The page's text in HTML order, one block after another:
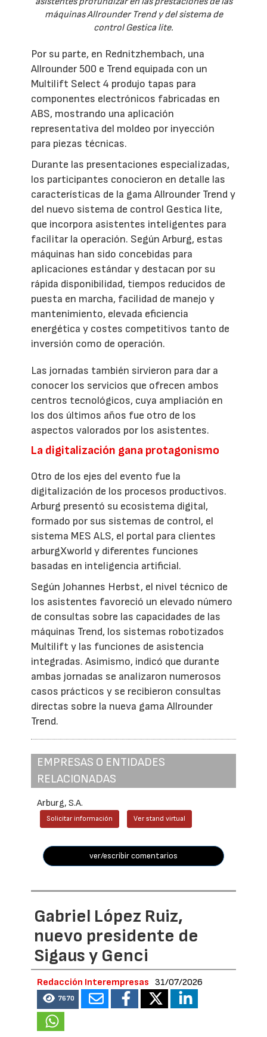
máquinas Allrounder Trend y del sistema de
control Gestica lite.
Por su parte, en Rednitzhembach, una
Allrounder 500 e Trend equipada con un
Multilift Select 4 produjo tapas para
componentes electrónicos fabricadas en
ABS, mostrando una aplicación
representativa del moldeo por inyección
para piezas técnicas.
Durante las presentaciones especializadas,
los participantes conocieron en detalle las
características de la gama Allrounder Trend y
del nuevo sistema de control Gestica lite,
que incorpora asistentes inteligentes para
facilitar la operación. Según Arburg, estas
máquinas han sido concebidas para
aplicaciones estándar y destacan por su
rápida disponibilidad, tiempos reducidos de
puesta en marcha, facilidad de manejo y
mantenimiento, elevada eficiencia
energética y costes competitivos tanto de
inversión como de operación.
Las jornadas también sirvieron para dar a
conocer los servicios que ofrecen ambos
centros tecnológicos, cuya ampliación en
los dos últimos años fue otro de los
aspectos valorados por los asistentes.
La digitalización gana protagonismo
Otro de los ejes del evento fue la
digitalización de los procesos productivos.
Arburg presentó su ecosistema digital,
formado por sus sistemas de control, el
sistema MES ALS, el portal para clientes
arburgXworld y diferentes funciones
basadas en inteligencia artificial.
Según Johannes Herbst, el nivel técnico de
los asistentes favoreció un elevado número
de consultas sobre las capacidades de las
máquinas Trend, los sistemas robotizados
Multilift y las funciones de asistencia
integradas. Asimismo, indicó que durante
ambas jornadas se analizaron numerosos
casos prácticos y se recibieron consultas
directas sobre la nueva gama Allrounder
Trend.
EMPRESAS O ENTIDADES
RELACIONADAS
Arburg, S.A.
Solicitar información Ver stand virtual
ver/escribir comentarios
Gabriel López Ruiz,
nuevo presidente de
Sigaus y Genci
Redacción Interempresas 31/07/2026
7670